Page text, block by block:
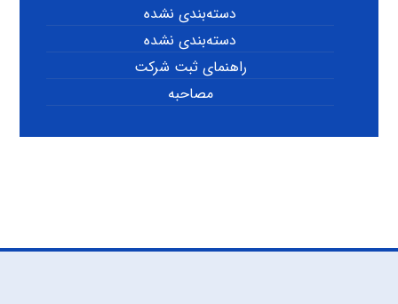
دسته‌بندی نشده
دسته‌بندی نشده
راهنمای ثبت شرکت
مصاحبه